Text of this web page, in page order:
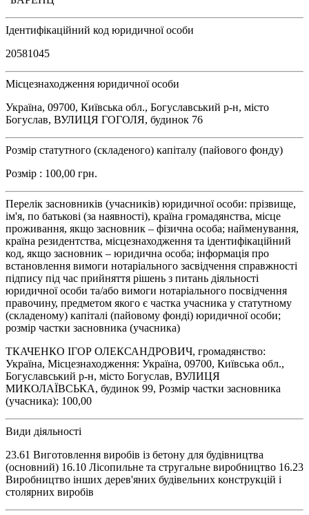
Ідентифікаційний код юридичної особи
20581045
Місцезнаходження юридичної особи
Україна, 09700, Київська обл., Богуславський р-н, місто
Богуслав, ВУЛИЦЯ ГОГОЛЯ, будинок 76
Розмір статутного (складеного) капіталу (пайового фонду)
Розмір : 100,00 грн.
Перелік засновників (учасників) юридичної особи: прізвище,
ім'я, по батькові (за наявності), країна громадянства, місце
проживання, якщо засновник – фізична особа; найменування,
країна резидентства, місцезнаходження та ідентифікаційний
код, якщо засновник – юридична особа; інформація про
встановлення вимоги нотаріального засвідчення справжності
підпису під час прийняття рішень з питань діяльності
юридичної особи та/або вимоги нотаріального посвідчення
правочину, предметом якого є частка учасника у статутному
(складеному) капіталі (пайовому фонді) юридичної особи;
розмір частки засновника (учасника)
ТКАЧЕНКО ІГОР ОЛЕКСАНДРОВИЧ, громадянство:
Україна, Місцезнаходження: Україна, 09700, Київська обл.,
Богуславський р-н, місто Богуслав, ВУЛИЦЯ
МИКОЛАЇВСЬКА, будинок 99, Розмір частки засновника
(учасника): 100,00
Види діяльності
23.61 Виготовлення виробів із бетону для будівництва
(основний) 16.10 Лісопильне та стругальне виробництво 16.23
Виробництво інших дерев'яних будівельних конструкцій і
столярних виробів